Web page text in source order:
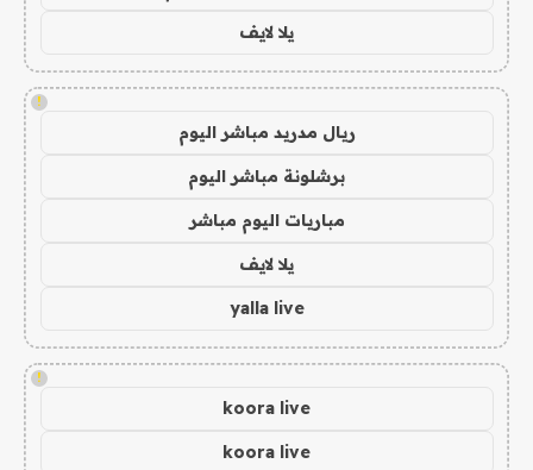
يلا لايف
!
ريال مدريد مباشر اليوم
برشلونة مباشر اليوم
مباريات اليوم مباشر
يلا لايف
yalla live
!
koora live
koora live